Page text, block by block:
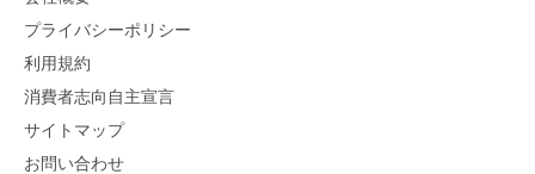
プライバシーポリシー
利用規約
消費者志向自主宣言
サイトマップ
お問い合わせ